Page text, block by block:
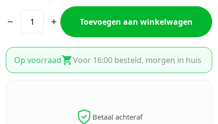
Toevoegen aan winkelwagen
Op voorraad Voor 16:00 besteld, morgen in huis
Betaal achteraf